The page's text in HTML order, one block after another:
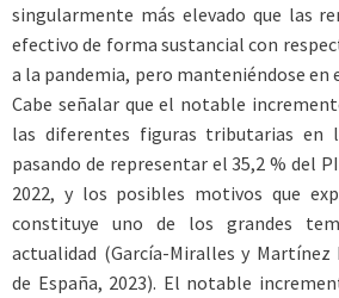
singularmente más elevado que las
efectivo de forma sustancial con
a la pandemia, pero manteniéndose en
Cabe señalar que el notable
las diferentes figuras tributarias en
pasando de representar el 35,2 % del
2022, y los posibles motivos que
constituye uno de los grandes
actualidad (García-Miralles y Martínez
de España, 2023). El notable